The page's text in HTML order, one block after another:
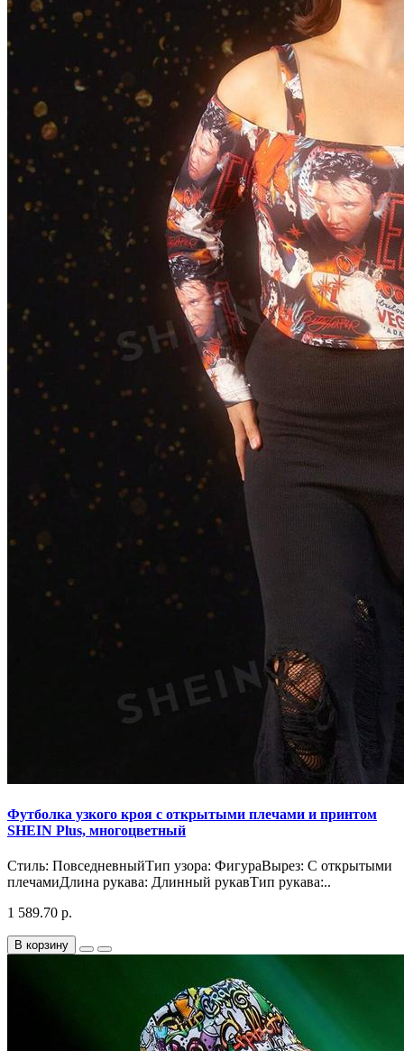
Футболка узкого кроя с открытыми плечами и принтом
SHEIN Plus, многоцветный
Стиль: ПовседневныйТип узора: ФигураВырез: С открытыми
плечамиДлина рукава: Длинный рукавТип рукава:..
1 589.70 р.
В корзину